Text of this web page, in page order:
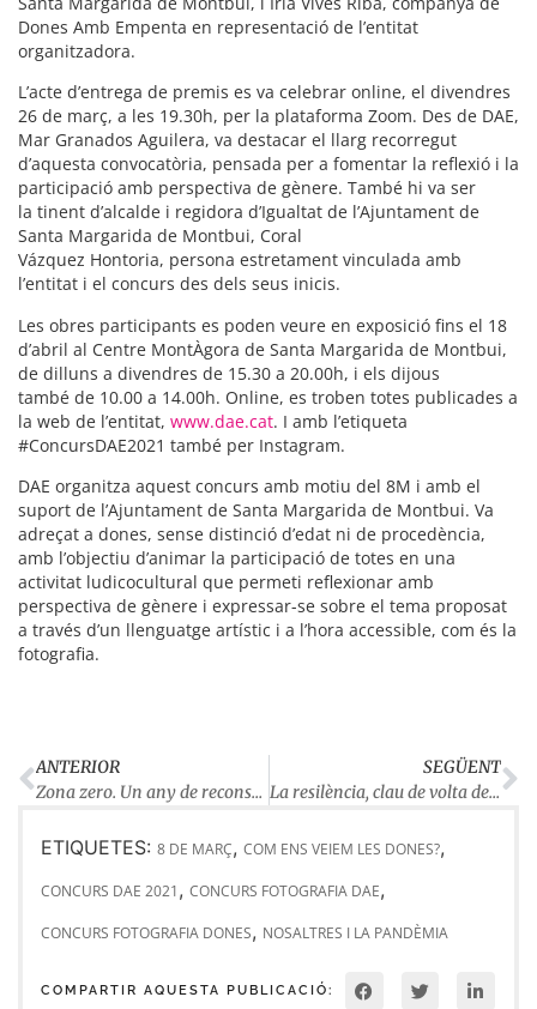
Dones Amb Empenta en representació de l’entitat
organitzadora.
L’acte d’entrega de premis es va celebrar online, el divendres
26 de març, a les 19.30h, per la plataforma Zoom. Des de DAE,
Mar Granados Aguilera, va destacar el llarg recorregut
d’aquesta convocatòria, pensada per a fomentar la reflexió i la
participació amb perspectiva de gènere. També hi va ser
la tinent d’alcalde i regidora d’Igualtat de l’Ajuntament de
Santa Margarida de Montbui, Coral
Vázquez Hontoria, persona estretament vinculada amb
l’entitat i el concurs des dels seus inicis.
Les obres participants es poden veure en exposició fins el 18
d’abril al Centre MontÀgora de Santa Margarida de Montbui,
de dilluns a divendres de 15.30 a 20.00h, i els dijous
també de 10.00 a 14.00h. Online, es troben totes publicades a
la web de l’entitat, www.dae.cat. I amb l’etiqueta
#ConcursDAE2021 també per Instagram.
DAE organitza aquest concurs amb motiu del 8M i amb el
suport de l’Ajuntament de Santa Margarida de Montbui. Va
adreçat a dones, sense distinció d’edat ni de procedència,
amb l’objectiu d’animar la participació de totes en una
activitat ludicocultural que permeti reflexionar amb
perspectiva de gènere i expressar-se sobre el tema proposat
a través d’un llenguatge artístic i a l’hora accessible, com és la
fotografia.
ANTERIOR
Zona zero. Un any de reconstrucció del model de treball amb la Covid
SEGÜENT
La resilència, clau de volta del SOAF Anoia per afrontar la pandèmia amb les famílies
ETIQUETES: 8 DE MARÇ, COM ENS VEIEM LES DONES?,
CONCURS DAE 2021, CONCURS FOTOGRAFIA DAE,
CONCURS FOTOGRAFIA DONES, NOSALTRES I LA PANDÈMIA
COMPARTIR AQUESTA PUBLICACIÓ: